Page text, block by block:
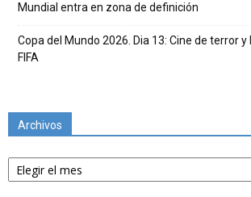
Mundial entra en zona de definición
Copa del Mundo 2026. Dia 13: Cine de terror
FIFA
Archivos
Archivos